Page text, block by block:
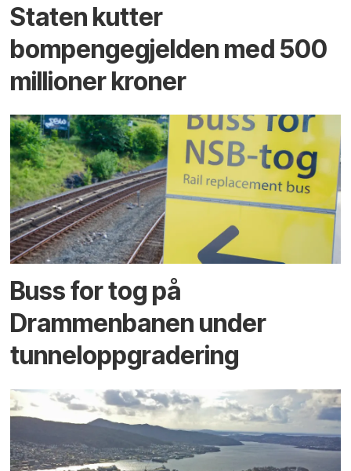
Staten kutter
bompengegjelden med 500
millioner kroner
Buss for tog på
Drammenbanen under
tunneloppgradering